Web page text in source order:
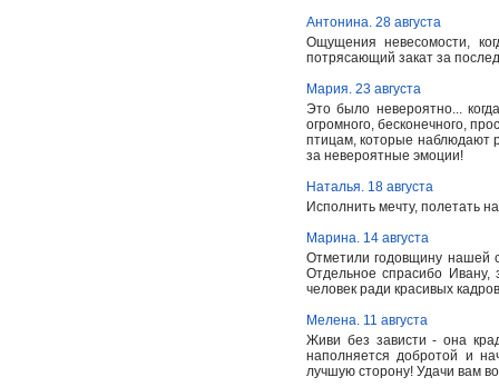
Антонина. 28 августа
Ощущения невесомости,
потрясающий закат за
Мария. 23 августа
Это было невероятно...
огромного, бесконечного,
птицам, которые наблюдают
за невероятные эмоции!
Наталья. 18 августа
Исполнить мечту, полетать
Марина. 14 августа
Отметили годовщину нашей
Отдельное спрасибо
человек ради красивых
Мелена. 11 августа
Живи без зависти - она
наполняется добротой и
лучшую сторону! Удачи вам